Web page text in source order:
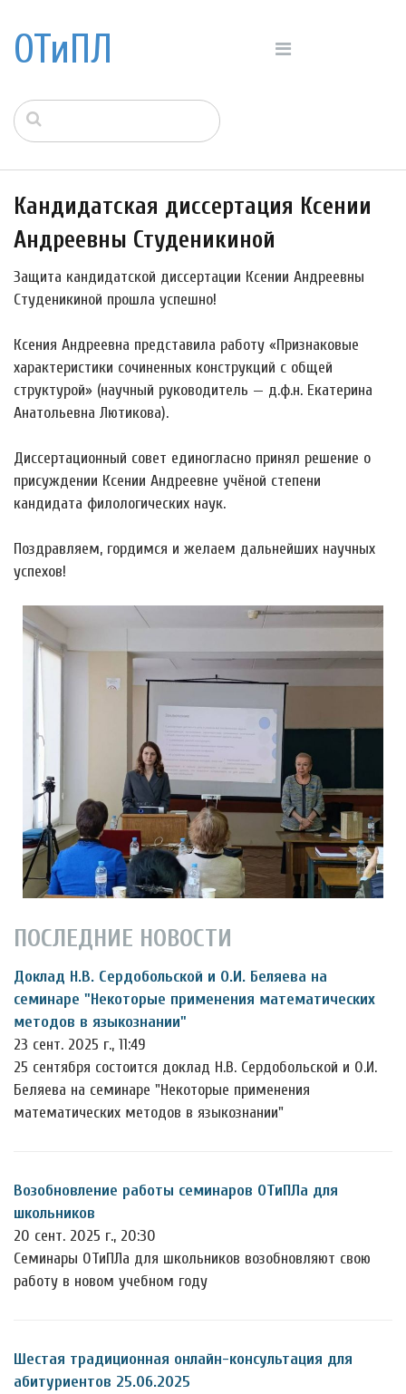
ОТиПЛ
Кандидатская диссертация Ксении
Андреевны Студеникиной
Защита кандидатской диссертации Ксении Андреевны
Студеникиной прошла успешно!
Ксения Андреевна представила работу «Признаковые
характеристики сочиненных конструкций с общей
структурой» (научный руководитель — д.ф.н. Екатерина
Анатольевна Лютикова).
Диссертационный совет единогласно принял решение о
присуждении Ксении Андреевне учёной степени
кандидата филологических наук.
Поздравляем, гордимся и желаем дальнейших научных
успехов!
ПОСЛЕДНИЕ НОВОСТИ
Доклад Н.В. Сердобольской и О.И. Беляева на
семинаре "Некоторые применения математических
методов в языкознании"
23 сент. 2025 г., 11:49
25 сентября состоится доклад Н.В. Сердобольской и О.И.
Беляева на семинаре "Некоторые применения
математических методов в языкознании"
Возобновление работы семинаров ОТиПЛа для
школьников
20 сент. 2025 г., 20:30
Семинары ОТиПЛа для школьников возобновляют свою
работу в новом учебном году
Шестая традиционная онлайн-консультация для
абитуриентов 25.06.2025